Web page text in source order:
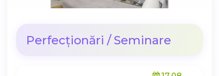
Perfecționări / Seminare